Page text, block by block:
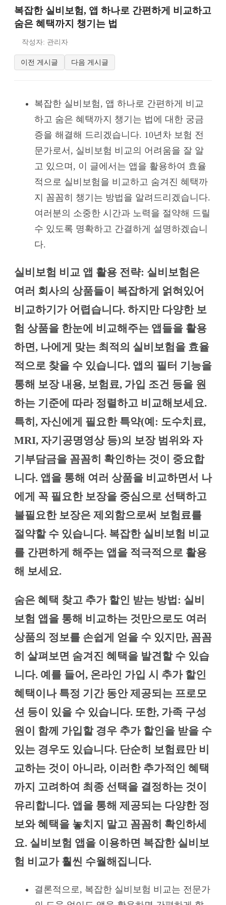
복잡한 실비보험, 앱 하나로 간편하게 비교하고
숨은 혜택까지 챙기는 법
작성자: 관리자
이전 게시글 다음 게시글
복잡한 실비보험, 앱 하나로 간편하게 비교
하고 숨은 혜택까지 챙기는 법에 대한 궁금
증을 해결해 드리겠습니다. 10년차 보험 전
문가로서, 실비보험 비교의 어려움을 잘 알
고 있으며, 이 글에서는 앱을 활용하여 효율
적으로 실비보험을 비교하고 숨겨진 혜택까
지 꼼꼼히 챙기는 방법을 알려드리겠습니다.
여러분의 소중한 시간과 노력을 절약해 드릴
수 있도록 명확하고 간결하게 설명하겠습니
다.
실비보험 비교 앱 활용 전략: 실비보험은
여러 회사의 상품들이 복잡하게 얽혀있어
비교하기가 어렵습니다. 하지만 다양한 보
험 상품을 한눈에 비교해주는 앱들을 활용
하면, 나에게 맞는 최적의 실비보험을 효율
적으로 찾을 수 있습니다. 앱의 필터 기능을
통해 보장 내용, 보험료, 가입 조건 등을 원
하는 기준에 따라 정렬하고 비교해보세요.
특히, 자신에게 필요한 특약(예: 도수치료,
MRI, 자기공명영상 등)의 보장 범위와 자
기부담금을 꼼꼼히 확인하는 것이 중요합
니다. 앱을 통해 여러 상품을 비교하면서 나
에게 꼭 필요한 보장을 중심으로 선택하고
불필요한 보장은 제외함으로써 보험료를
절약할 수 있습니다. 복잡한 실비보험 비교
를 간편하게 해주는 앱을 적극적으로 활용
해 보세요.
숨은 혜택 찾고 추가 할인 받는 방법: 실비
보험 앱을 통해 비교하는 것만으로도 여러
상품의 정보를 손쉽게 얻을 수 있지만, 꼼꼼
히 살펴보면 숨겨진 혜택을 발견할 수 있습
니다. 예를 들어, 온라인 가입 시 추가 할인
혜택이나 특정 기간 동안 제공되는 프로모
션 등이 있을 수 있습니다. 또한, 가족 구성
원이 함께 가입할 경우 추가 할인을 받을 수
있는 경우도 있습니다. 단순히 보험료만 비
교하는 것이 아니라, 이러한 추가적인 혜택
까지 고려하여 최종 선택을 결정하는 것이
유리합니다. 앱을 통해 제공되는 다양한 정
보와 혜택을 놓치지 말고 꼼꼼히 확인하세
요. 실비보험 앱을 이용하면 복잡한 실비보
험 비교가 훨씬 수월해집니다.
결론적으로, 복잡한 실비보험 비교는 전문가